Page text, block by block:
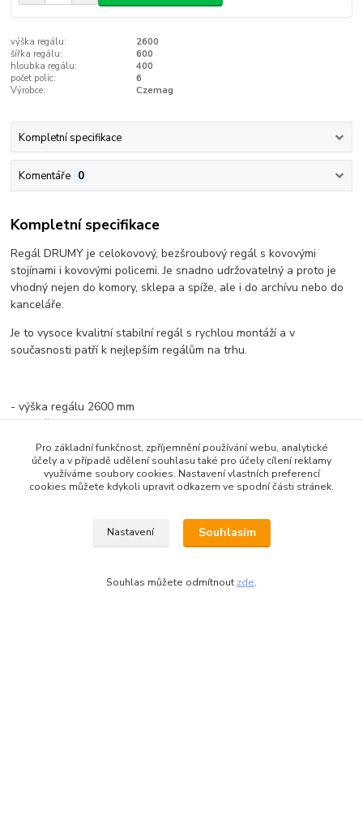
výška regálu:
2600
šířka regálu:
600
hloubka regálu:
400
počet polic:
6
Výrobce:
Czemag
Kompletní specifikace
Komentáře 0
Kompletní specifikace
Regál DRUMY je celokovový, bezšroubový regál s kovovými
stojínami i kovovými policemi. Je snadno udržovatelný a proto je
vhodný nejen do komory, sklepa a spíže, ale i do archívu nebo do
kanceláře.
Je to vysoce kvalitní stabilní regál s rychlou montáží a v
současnosti patří k nejlepším regálům na trhu.
- výška regálu 2600 mm
- rozměry police 400 x 600 mm
- počet polic : 6
- zatížení na polici - 100 kg
- zatížení regálu - 600 kg
- materiál pozinkovaný plech
- DLE BEZPEČNOSTNÍCH PŘEDPISŮ DOPORUČUJEME
Pro základní funkčnost, zpříjemnění používání webu, analytické
účely a v případě udělení souhlasu také pro účely cílení reklamy
využíváme soubory cookies. Nastavení vlastních preferencí
cookies můžete kdykoli upravit odkazem ve spodní části stránek.
Nastavení Souhlasím
Souhlas můžete odmítnout zde.